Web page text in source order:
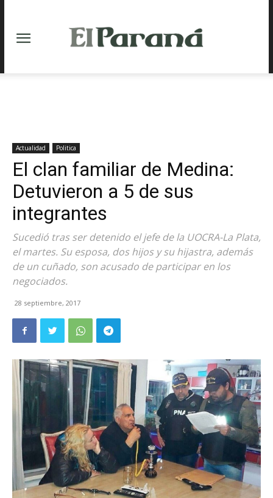
Actualidad Politica
El clan familiar de Medina:
Detuvieron a 5 de sus
integrantes
Sucedió tras ser detenido el jefe de la UOCRA-La Plata,
el martes. Su esposa, dos hijos y su hijastra, además
de un cuñado, son acusado de participar en los
negociados.
28 septiembre, 2017